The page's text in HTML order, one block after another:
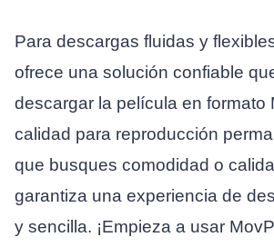
Para descargas fluidas y
ofrece una solución confiable
descargar la película en formato
calidad para reproducción
que busques comodidad o
garantiza una experiencia de
y sencilla. ¡Empieza a usar